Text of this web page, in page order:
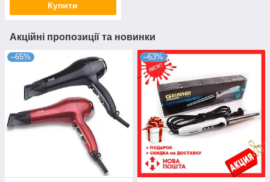
Купити
Акційні пропозиції та новинки
–65% –63%